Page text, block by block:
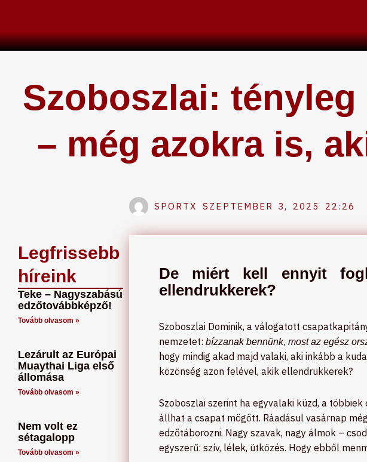
content
Szoboszlai:
– még azokra is,
SPORTX SZEPTEMBER 3, 2025 22:26
Legfrissebb
híreink
Teke – Nagyszabású
edzőtovábbképző!
Tovább olvasom »
Lezárult az Európai
Muaythai Liga első
állomása
Tovább olvasom »
Nem volt ez
sétagalopp
Tovább olvasom »
De miért kell ennyit
ellendrukkerek?
Szoboszlai Dominik, a válogatott
nemzetet: bízzanak bennünk, most az egész
hogy mindig akad majd valaki, aki inkább a
közönség azon felével, akik ellendrukkerek?
Szoboszlai szerint ha egyvalaki küzd, a
állhat a csapat mögött. Ráadásul vasárnap
edzőtáborozni. Nagy szavak, nagy álmok –
egyszerű: szív, lélek, ütközés. Hogy ebből